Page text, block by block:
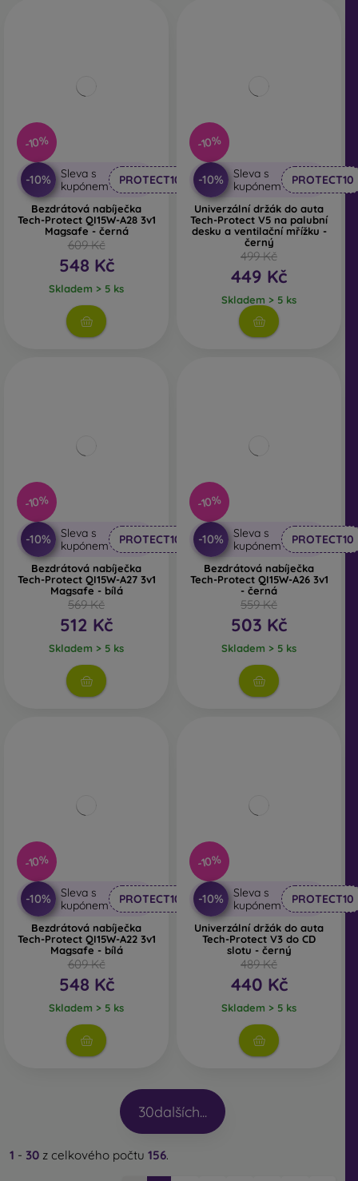
-10%
-10%
Sleva s
kupónem
PROTECT10
Bezdrátová nabíječka
Tech-Protect QI15W-A28 3v1
Magsafe - černá
609 Kč
548 Kč
Skladem > 5 ks
-10%
-10%
Sleva s
kupónem
PROTECT10
Univerzální držák do auta
Tech-Protect V5 na palubní
desku a ventilační mřížku -
černý
499 Kč
449 Kč
Skladem > 5 ks
-10%
-10%
Sleva s
kupónem
PROTECT10
Bezdrátová nabíječka
Tech-Protect QI15W-A27 3v1
Magsafe - bílá
569 Kč
512 Kč
Skladem > 5 ks
-10%
-10%
Sleva s
kupónem
PROTECT10
Bezdrátová nabíječka
Tech-Protect QI15W-A26 3v1
- černá
559 Kč
503 Kč
Skladem > 5 ks
-10%
-10%
Sleva s
kupónem
PROTECT10
Bezdrátová nabíječka
Tech-Protect QI15W-A22 3v1
Magsafe - bílá
609 Kč
548 Kč
Skladem > 5 ks
-10%
-10%
Sleva s
kupónem
PROTECT10
Univerzální držák do auta
Tech-Protect V3 do CD
slotu - černý
489 Kč
440 Kč
Skladem > 5 ks
30dalších...
1 - 30 z celkového počtu 156.